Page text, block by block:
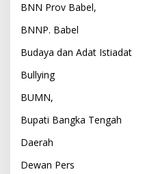
BNN Prov Babel,
BNNP. Babel
Budaya dan Adat Istiadat
Bullying
BUMN,
Bupati Bangka Tengah
Daerah
Dewan Pers